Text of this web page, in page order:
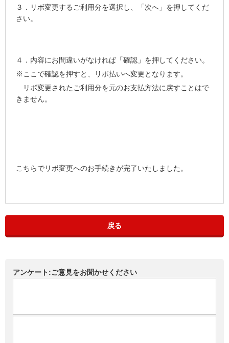
３．リボ変更するご利用分を選択し、「次へ」を押してくだ
さい。
４．内容にお間違いがなければ「確認」を押してください。
※ここで確認を押すと、リボ払いへ変更となります。
リボ変更されたご利用分を元のお支払方法に戻すことはで
きません。
こちらでリボ変更へのお手続きが完了いたしました。
戻る
アンケート:ご意見をお聞かせください